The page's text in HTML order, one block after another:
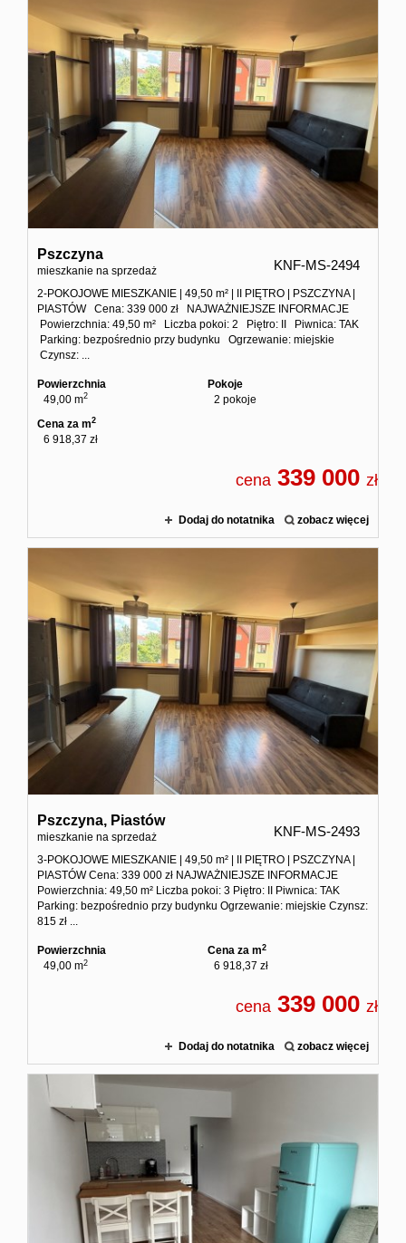
Kontakt
Pszczyna
mieszkanie na sprzedaż KNF-MS-2494
2-POKOJOWE MIESZKANIE | 49,50 m² | II PIĘTRO | PSZCZYNA |
PIASTÓW Cena: 339 000 zł NAJWAŻNIEJSZE INFORMACJE
Powierzchnia: 49,50 m² Liczba pokoi: 2 Piętro: II Piwnica: TAK
Parking: bezpośrednio przy budynku Ogrzewanie: miejskie
Czynsz: ...
Powierzchnia
49,00 m2
Pokoje
2 pokoje
Cena za m2
6 918,37 zł
cena 339 000 zł
Dodaj do notatnika zobacz więcej
Pszczyna, Piastów
mieszkanie na sprzedaż KNF-MS-2493
3-POKOJOWE MIESZKANIE | 49,50 m² | II PIĘTRO | PSZCZYNA |
PIASTÓW Cena: 339 000 zł NAJWAŻNIEJSZE INFORMACJE
Powierzchnia: 49,50 m² Liczba pokoi: 3 Piętro: II Piwnica: TAK
Parking: bezpośrednio przy budynku Ogrzewanie: miejskie Czynsz:
815 zł ...
Powierzchnia
49,00 m2
Cena za m2
6 918,37 zł
cena 339 000 zł
Dodaj do notatnika zobacz więcej